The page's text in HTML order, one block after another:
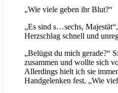
„Wie viele geben ihr Blut?“
„Es sind s…sechs,
Herzschlag schnell und
„Belügst du mich gerade?“
zusammen und wollte sich
Allerdings hielt ich sie
Handgelenken fest. „Wie